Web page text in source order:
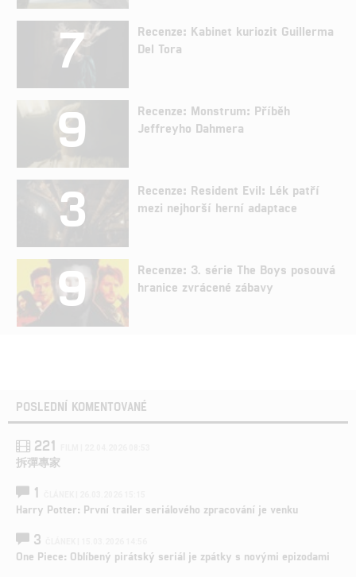
7
Recenze: Kabinet kuriozit Guillerma
Del Tora
9
Recenze: Monstrum: Příběh
Jeffreyho Dahmera
3
Recenze: Resident Evil: Lék patří
mezi nejhorší herní adaptace
9
Recenze: 3. série The Boys posouvá
hranice zvrácené zábavy
POSLEDNÍ KOMENTOVANÉ
221
拆彈專家
1
Harry Potter: První trailer seriálového zpracování je venku
3
One Piece: Oblíbený pirátský seriál je zpátky s novými epizodami